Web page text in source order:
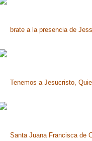
brate a la presencia de Jess
Tenemos a Jesucristo,
Santa Juana Francisca de